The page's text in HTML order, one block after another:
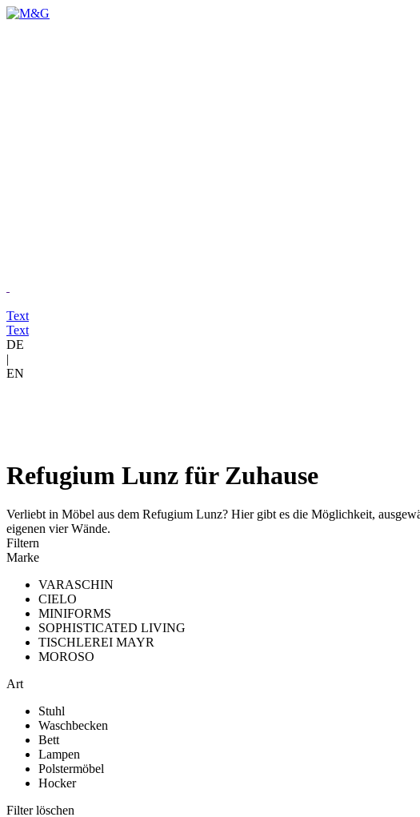
Text
Text
DE
|
EN
Refugium Lunz für Zuhause
Verliebt in Möbel aus dem Refugium Lunz? Hier gibt es die Möglichkeit,
eigenen vier Wände.
Filtern
Marke
VARASCHIN
CIELO
MINIFORMS
SOPHISTICATED LIVING
TISCHLEREI MAYR
MOROSO
Art
Stuhl
Waschbecken
Bett
Lampen
Polstermöbel
Hocker
Filter löschen